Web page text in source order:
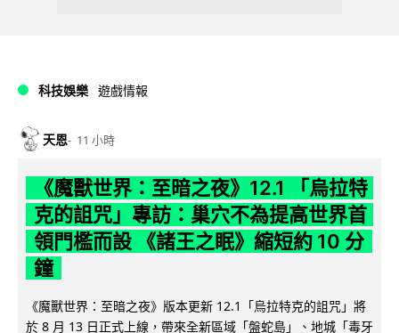
科技娛樂 遊戲情報
天恩 11 小時
《魔獸世界：至暗之夜》12.1 「烏拉特
克的詛咒」專訪：巢穴不為提高世界首
領門檻而設 《諸王之眠》縮短約 10 分
鐘
《魔獸世界：至暗之夜》版本更新 12.1「烏拉特克的詛咒」將
於 8 月 13 日正式上線，帶來全新區域「盤蛇島」、地城「毒牙